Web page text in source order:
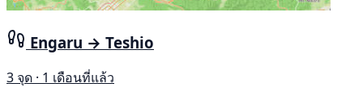
Engaru → Teshio
3 จุด · 1 เดือนที่แล้ว